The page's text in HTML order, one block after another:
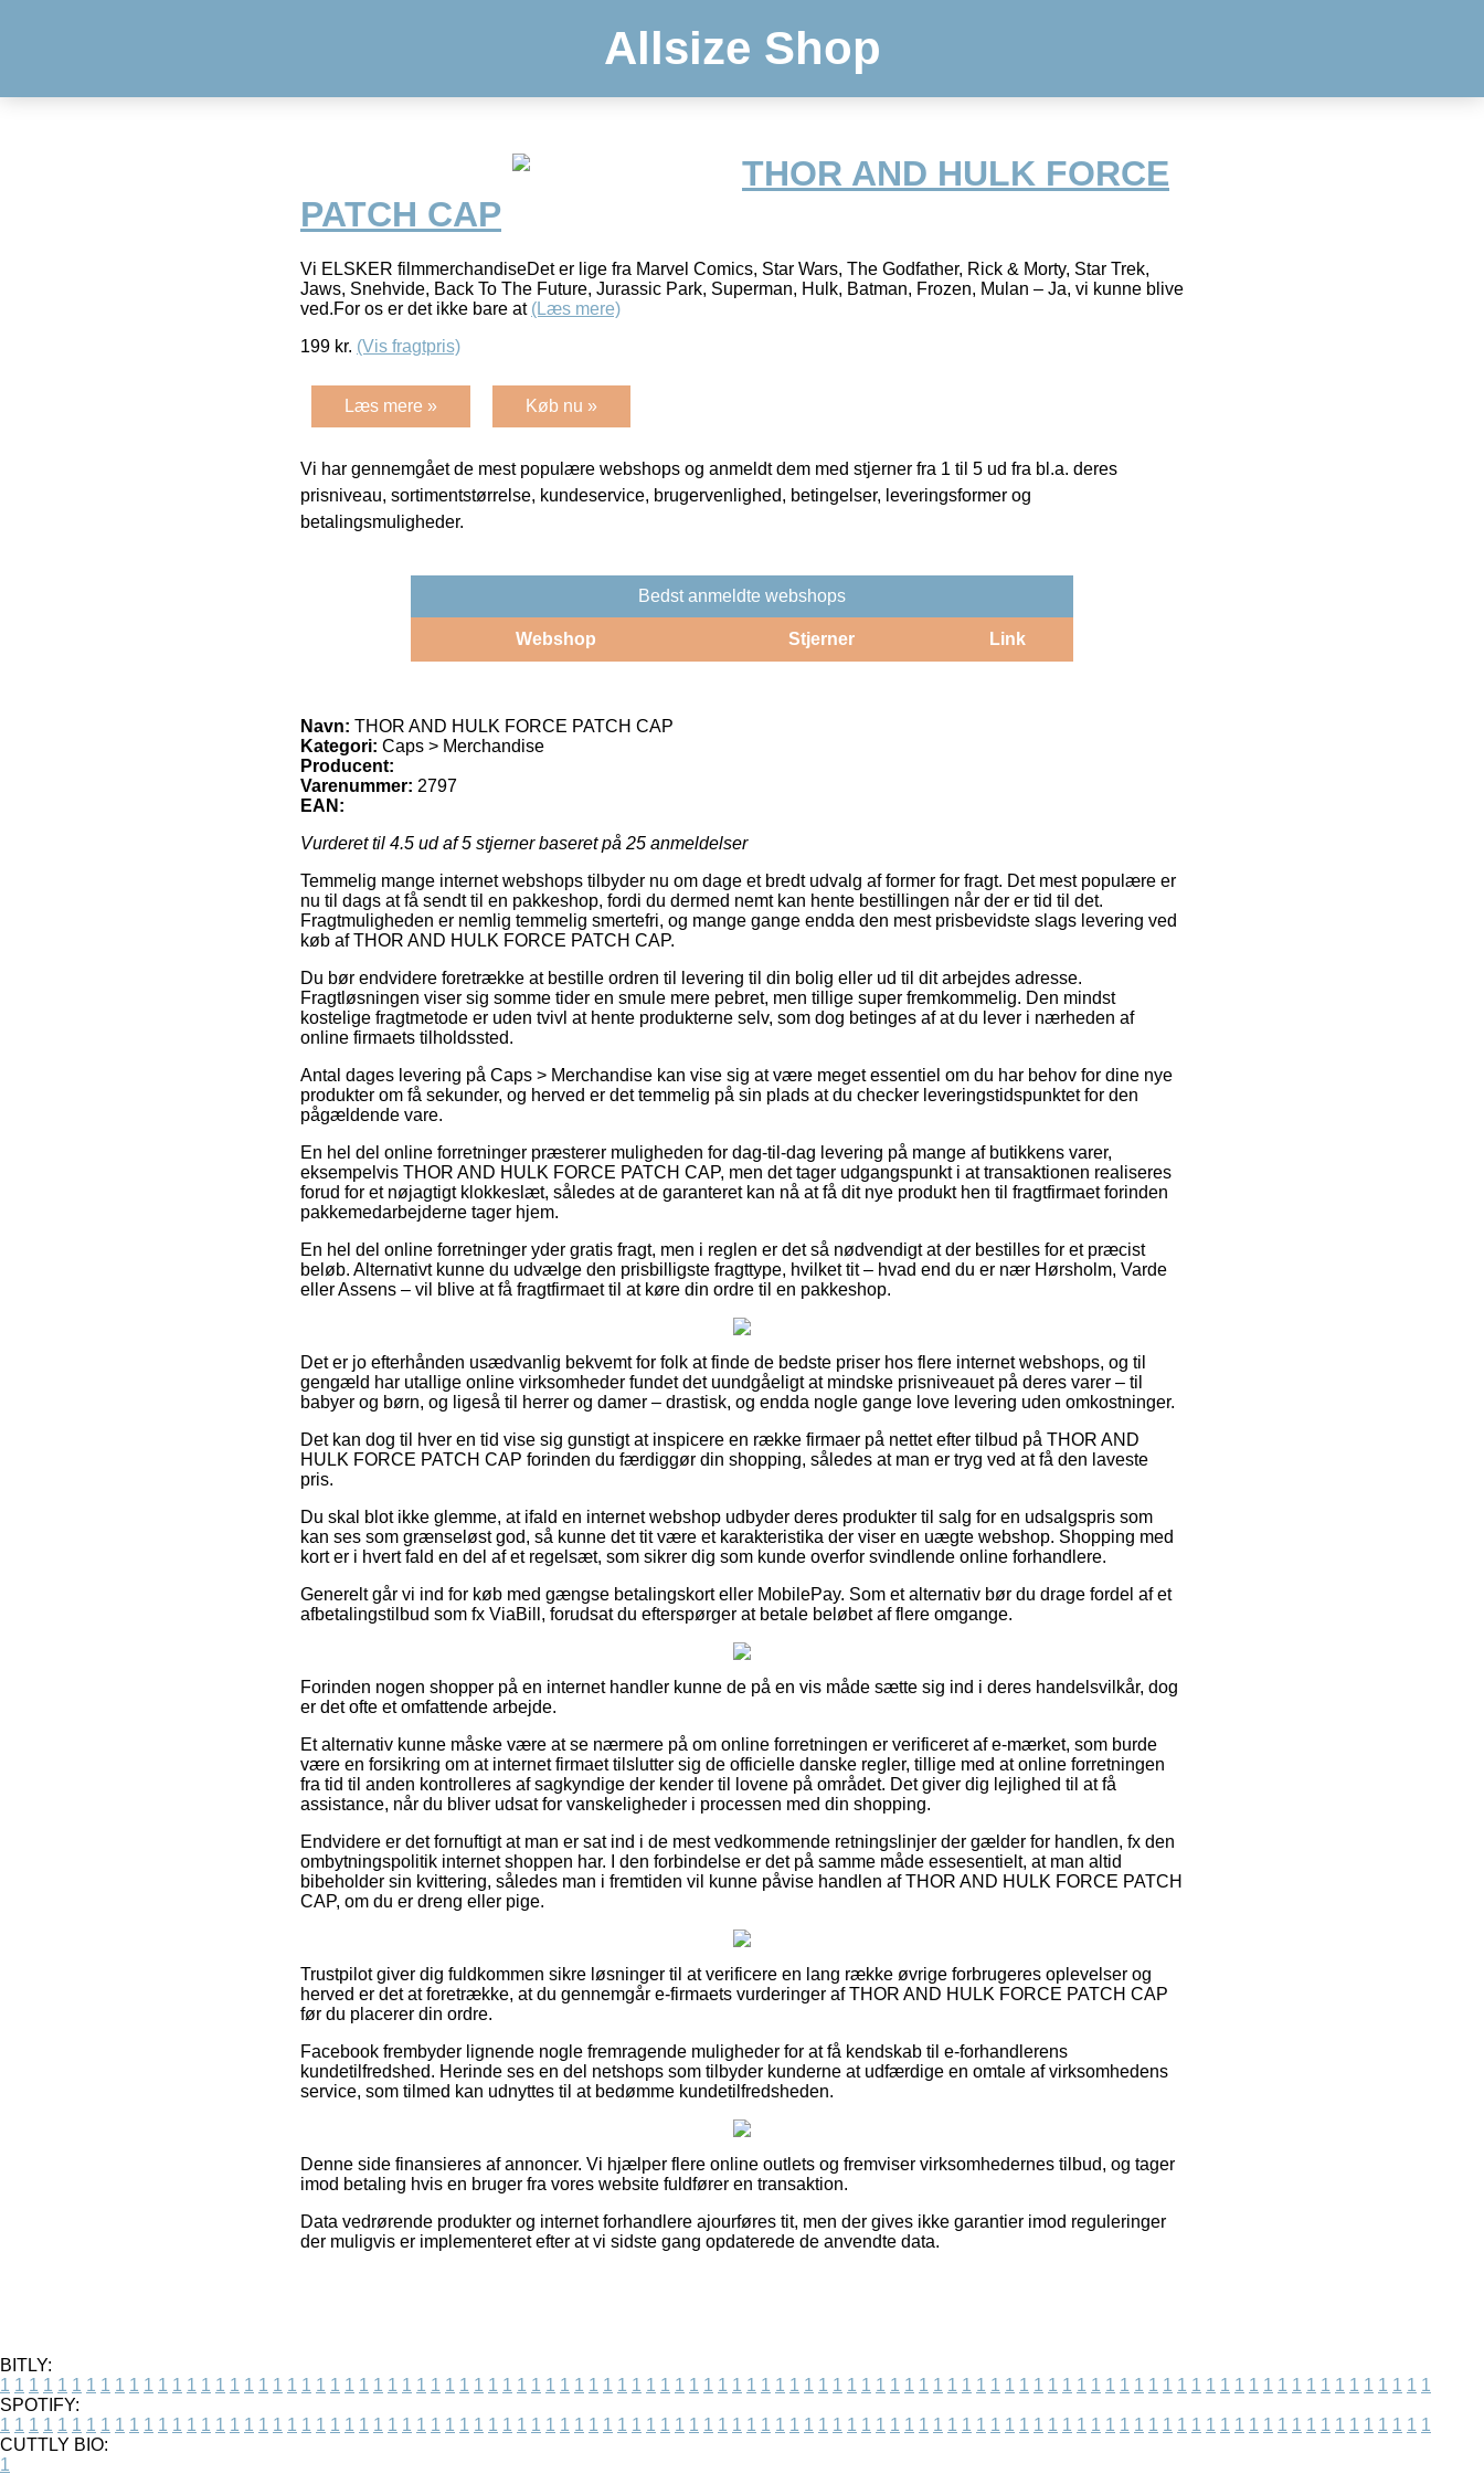
Allsize Shop
THOR AND HULK FORCE
PATCH CAP
Vi ELSKER filmmerchandiseDet er lige fra Marvel Comics, Star Wars, The Godfather, Rick & Morty, Star Trek,
Jaws, Snehvide, Back To The Future, Jurassic Park, Superman, Hulk, Batman, Frozen, Mulan – Ja, vi kunne blive
ved.For os er det ikke bare at (Læs mere)
199 kr. (Vis fragtpris)
Læs mere » Køb nu »
Vi har gennemgået de mest populære webshops og anmeldt dem med stjerner fra 1 til 5 ud fra bl.a. deres
prisniveau, sortimentstørrelse, kundeservice, brugervenlighed, betingelser, leveringsformer og
betalingsmuligheder.
Bedst anmeldte webshops
Webshop Stjerner Link
Navn: THOR AND HULK FORCE PATCH CAP
Kategori: Caps > Merchandise
Producent:
Varenummer: 2797
EAN:
Vurderet til 4.5 ud af 5 stjerner baseret på 25 anmeldelser
Temmelig mange internet webshops tilbyder nu om dage et bredt udvalg af former for fragt. Det mest populære er
nu til dags at få sendt til en pakkeshop, fordi du dermed nemt kan hente bestillingen når der er tid til det.
Fragtmuligheden er nemlig temmelig smertefri, og mange gange endda den mest prisbevidste slags levering ved
køb af THOR AND HULK FORCE PATCH CAP.
Du bør endvidere foretrække at bestille ordren til levering til din bolig eller ud til dit arbejdes adresse.
Fragtløsningen viser sig somme tider en smule mere pebret, men tillige super fremkommelig. Den mindst
kostelige fragtmetode er uden tvivl at hente produkterne selv, som dog betinges af at du lever i nærheden af
online firmaets tilholdssted.
Antal dages levering på Caps > Merchandise kan vise sig at være meget essentiel om du har behov for dine nye
produkter om få sekunder, og herved er det temmelig på sin plads at du checker leveringstidspunktet for den
pågældende vare.
En hel del online forretninger præsterer muligheden for dag-til-dag levering på mange af butikkens varer,
eksempelvis THOR AND HULK FORCE PATCH CAP, men det tager udgangspunkt i at transaktionen realiseres
forud for et nøjagtigt klokkeslæt, således at de garanteret kan nå at få dit nye produkt hen til fragtfirmaet forinden
pakkemedarbejderne tager hjem.
En hel del online forretninger yder gratis fragt, men i reglen er det så nødvendigt at der bestilles for et præcist
beløb. Alternativt kunne du udvælge den prisbilligste fragttype, hvilket tit – hvad end du er nær Hørsholm, Varde
eller Assens – vil blive at få fragtfirmaet til at køre din ordre til en pakkeshop.
Det er jo efterhånden usædvanlig bekvemt for folk at finde de bedste priser hos flere internet webshops, og til
gengæld har utallige online virksomheder fundet det uundgåeligt at mindske prisniveauet på deres varer – til
babyer og børn, og ligeså til herrer og damer – drastisk, og endda nogle gange love levering uden omkostninger.
Det kan dog til hver en tid vise sig gunstigt at inspicere en række firmaer på nettet efter tilbud på THOR AND
HULK FORCE PATCH CAP forinden du færdiggør din shopping, således at man er tryg ved at få den laveste
pris.
Du skal blot ikke glemme, at ifald en internet webshop udbyder deres produkter til salg for en udsalgspris som
kan ses som grænseløst god, så kunne det tit være et karakteristika der viser en uægte webshop. Shopping med
kort er i hvert fald en del af et regelsæt, som sikrer dig som kunde overfor svindlende online forhandlere.
Generelt går vi ind for køb med gængse betalingskort eller MobilePay. Som et alternativ bør du drage fordel af et
afbetalingstilbud som fx ViaBill, forudsat du efterspørger at betale beløbet af flere omgange.
Forinden nogen shopper på en internet handler kunne de på en vis måde sætte sig ind i deres handelsvilkår, dog
er det ofte et omfattende arbejde.
Et alternativ kunne måske være at se nærmere på om online forretningen er verificeret af e-mærket, som burde
være en forsikring om at internet firmaet tilslutter sig de officielle danske regler, tillige med at online forretningen
fra tid til anden kontrolleres af sagkyndige der kender til lovene på området. Det giver dig lejlighed til at få
assistance, når du bliver udsat for vanskeligheder i processen med din shopping.
Endvidere er det fornuftigt at man er sat ind i de mest vedkommende retningslinjer der gælder for handlen, fx den
ombytningspolitik internet shoppen har. I den forbindelse er det på samme måde essesentielt, at man altid
bibeholder sin kvittering, således man i fremtiden vil kunne påvise handlen af THOR AND HULK FORCE PATCH
CAP, om du er dreng eller pige.
Trustpilot giver dig fuldkommen sikre løsninger til at verificere en lang række øvrige forbrugeres oplevelser og
herved er det at foretrække, at du gennemgår e-firmaets vurderinger af THOR AND HULK FORCE PATCH CAP
før du placerer din ordre.
Facebook frembyder lignende nogle fremragende muligheder for at få kendskab til e-forhandlerens
kundetilfredshed. Herinde ses en del netshops som tilbyder kunderne at udfærdige en omtale af virksomhedens
service, som tilmed kan udnyttes til at bedømme kundetilfredsheden.
Denne side finansieres af annoncer. Vi hjælper flere online outlets og fremviser virksomhedernes tilbud, og tager
imod betaling hvis en bruger fra vores website fuldfører en transaktion.
Data vedrørende produkter og internet forhandlere ajourføres tit, men der gives ikke garantier imod reguleringer
der muligvis er implementeret efter at vi sidste gang opdaterede de anvendte data.
BITLY:
1 1 1 1 1 1 1 1 1 1 1 1 1 1 1 1 1 1 1 1 1 1 1 1 1 1 1 1 1 1 1 1 1 1 1 1 1 1 1 1 1 1 1 1 1 1 1 1 1 1 1 1 1 1 1 1 1 1 1 1 1 1 1 1 1 1 1 1 1 1 1 1 1 1 1 1 1 1 1 1 1 1 1 1 1 1 1 1 1 1 1 1 1 1 1 1 1 1 1 1
SPOTIFY:
1 1 1 1 1 1 1 1 1 1 1 1 1 1 1 1 1 1 1 1 1 1 1 1 1 1 1 1 1 1 1 1 1 1 1 1 1 1 1 1 1 1 1 1 1 1 1 1 1 1 1 1 1 1 1 1 1 1 1 1 1 1 1 1 1 1 1 1 1 1 1 1 1 1 1 1 1 1 1 1 1 1 1 1 1 1 1 1 1 1 1 1 1 1 1 1 1 1 1 1
CUTTLY BIO:
1